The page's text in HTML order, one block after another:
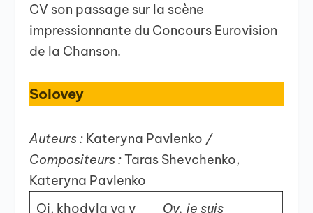
CV son passage sur la scène
impressionnante du Concours Eurovision
de la Chanson.
Solovey
Auteurs : Kateryna Pavlenko /
Compositeurs :Taras Shevchenko,
Kateryna Pavlenko
Oi, khodyla ya v
Oy, je suis